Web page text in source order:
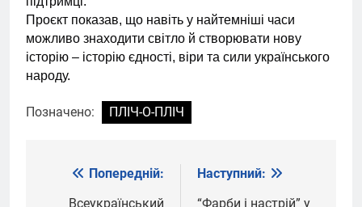
Проєкт показав, що навіть у найтемніші часи
можливо знаходити світло й створювати нову
історію – історію єдності, віри та сили українського
народу.
Позначено: ПЛІЧ-О-ПЛІЧ
НавігаціяПопередній:
Всеукраїнський
Наступний:
“Фарби і настрій” у